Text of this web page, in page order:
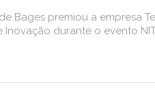
Bages premiou a empresa
durante o evento NIT